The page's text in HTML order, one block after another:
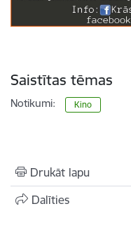
Saistītas tēmas
Notikumi: Kino
Drukāt lapu
Dalīties